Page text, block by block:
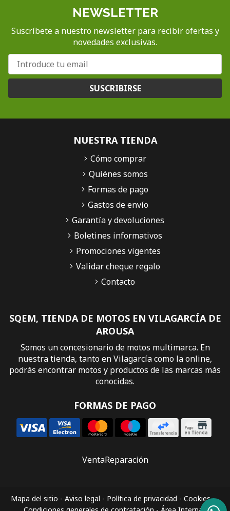
NEWSLETTER
Suscríbete a nuestro newsletter para recibir ofertas y
novedades exclusivas.
SUSCRIBIRSE
SQEM, TIENDA DE MOTOS EN VILAGARCÍA DE
AROUSA
Somos un concesionario de motos multimarca. En
nuestra tienda, tanto en Vilagarcía como la online,
podrás encontrar motos y productos de las marcas más
conocidas.
FORMAS DE PAGO
NUESTRA TIENDA
Cómo comprar
Quiénes somos
Formas de pago
Gastos de envío
Garantía y devoluciones
Boletines informativos
Promociones vigentes
Validar cheque regalo
Contacto
VentaReparación
Mapa del sitio - Aviso legal - Política de privacidad - Cookies-